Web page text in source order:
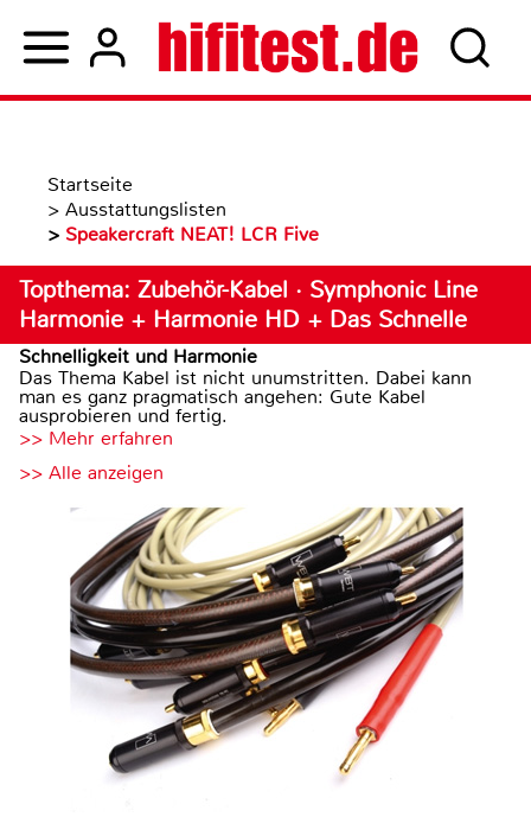
Startseite
> Ausstattungslisten
> Speakercraft NEAT! LCR Five
Topthema: Zubehör-Kabel · Symphonic Line
Harmonie + Harmonie HD + Das Schnelle
Schnelligkeit und Harmonie
Das Thema Kabel ist nicht unumstritten. Dabei kann
man es ganz pragmatisch angehen: Gute Kabel
ausprobieren und fertig.
>> Mehr erfahren
>> Alle anzeigen